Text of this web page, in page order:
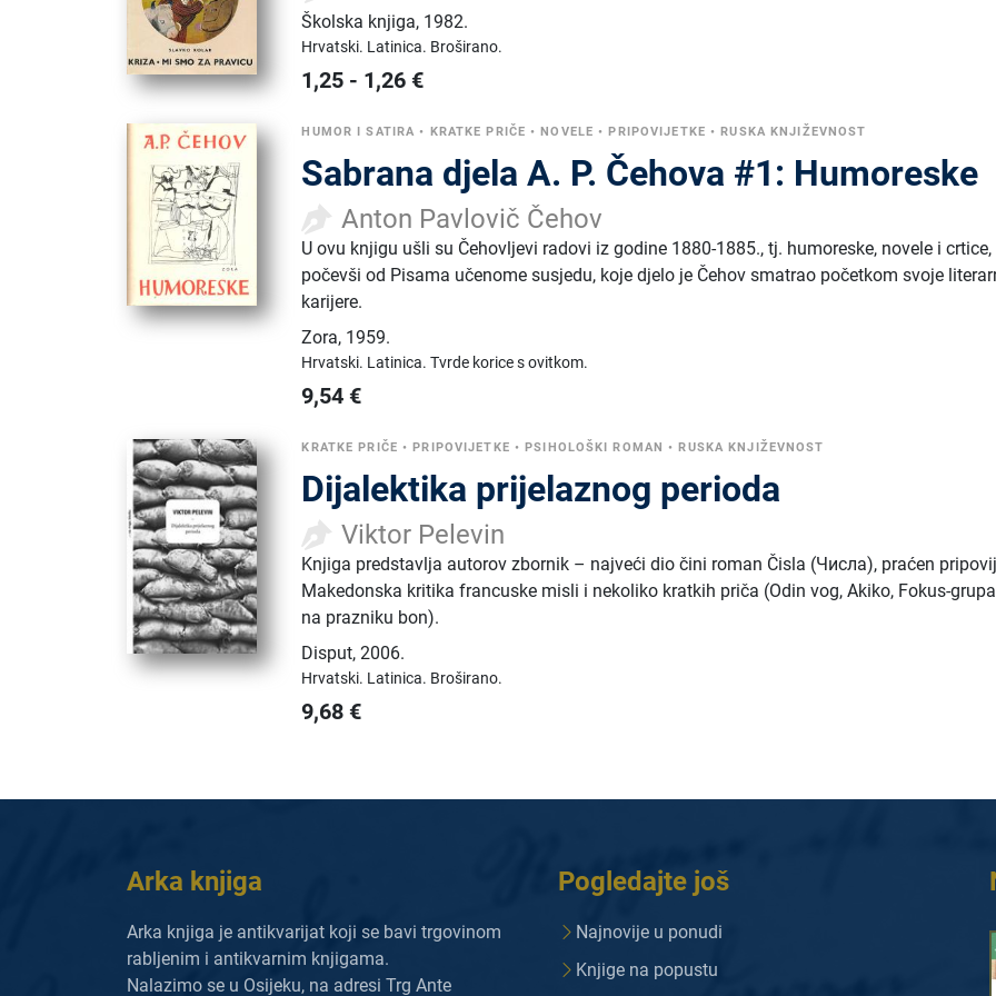
Školska knjiga, 1982.
Hrvatski. Latinica. Broširano.
1,25 - 1,26 €
HUMOR I SATIRA • KRATKE PRIČE • NOVELE • PRIPOVIJETKE • RUSKA KNJIŽEVNOST
Sabrana djela A. P. Čehova #1: Humoreske
Anton Pavlovič Čehov
U ovu knjigu ušli su Čehovljevi radovi iz godine 1880-1885., tj. humoreske, novele i crtice,
počevši od Pisama učenome susjedu, koje djelo je Čehov smatrao početkom svoje
karijere.
Zora, 1959.
Hrvatski. Latinica.Tvrde korice s ovitkom.
9,54 €
KRATKE PRIČE • PRIPOVIJETKE • PSIHOLOŠKI ROMAN • RUSKA KNJIŽEVNOST
Dijalektika prijelaznog perioda
Viktor Pelevin
Knjiga predstavlja autorov zbornik – najveći dio čini roman Čisla (Числа), praćen
Makedonska kritika francuske misli i nekoliko kratkih priča (Odin vog, Akiko, Fokus-
na prazniku bon).
Disput,2006.
Hrvatski. Latinica. Broširano.
9,68 €
Arka knjiga
Arka knjiga je antikvarijat koji se bavi trgovinom
rabljenim i antikvarnim knjigama.
Nalazimo se u Osijeku, na adresi Trg Ante
Pogledajte još
Najnovije u ponudi
Knjige na popustu